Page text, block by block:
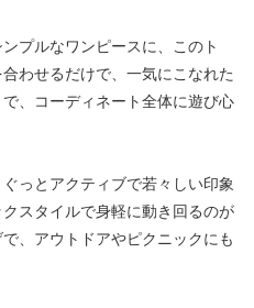
プルなワンピースに、このト
わせるだけで、一気にこなれた
、コーディネート全体に遊び心
ぐっとアクティブで若々しい印象
スタイルで身軽に動き回るのが
、アウトドアやピクニックにも